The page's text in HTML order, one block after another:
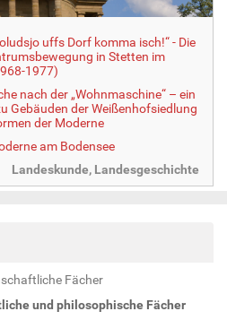
uffs Dorf komma isch!“ - Die
in Stetten im
1977)
nach der „Wohnmaschine“ – ein
Gebäuden der Weißenhofsiedlung
der Moderne
am Bodensee
Landeskunde, Landesgeschichte
Fächer
und philosophische Fächer